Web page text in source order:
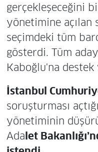
gerçekleşeceğini
yönetimine açılan
seçimdeki tüm
gösterdi. Tüm
Kaboğlu'na
İstanbul
soruşturması
yönetiminin
Adalet